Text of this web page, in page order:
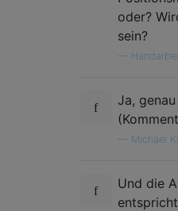
oder?
sein?
Ja,
Michael
Und die